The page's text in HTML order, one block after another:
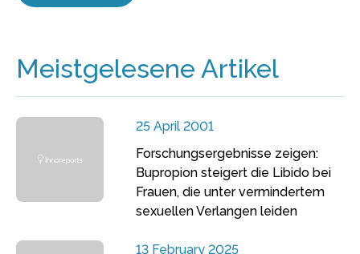
Meistgelesene Artikel
25 April 2001
Forschungsergebnisse zeigen:
Bupropion steigert die Libido bei
Frauen, die unter vermindertem
sexuellen Verlangen leiden
13 February 2025